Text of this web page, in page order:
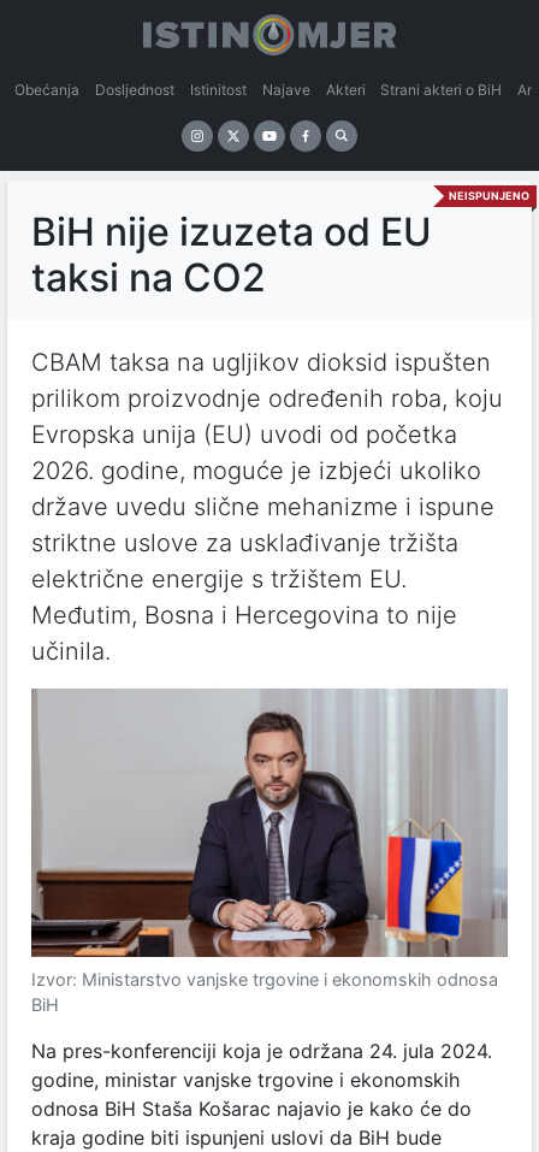
Obećanja Dosljednost Istinitost Najave Akteri Strani akteri o BiH
NEISPUNJENO
BiH nije izuzeta od EU
taksi na CO2
CBAM taksa na ugljikov dioksid ispušten
prilikom proizvodnje određenih roba, koju
Evropska unija (EU) uvodi od početka
2026. godine, moguće je izbjeći ukoliko
države uvedu slične mehanizme i ispune
striktne uslove za usklađivanje tržišta
električne energije s tržištem EU.
Međutim, Bosna i Hercegovina to nije
učinila.
Izvor: Ministarstvo vanjske trgovine i ekonomskih odnosa
BiH
Na pres-konferenciji koja je održana 24. jula 2024.
godine, ministar vanjske trgovine i ekonomskih
odnosa BiH Staša Košarac najavio je kako će do
kraja godine biti ispunjeni uslovi da BiH bude